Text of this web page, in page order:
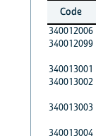
Code
340012006
340012099
340013001
340013002
340013003
340013004